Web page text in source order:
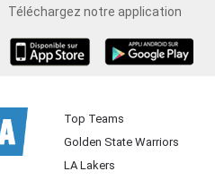
Téléchargez notre application
Top Teams
Golden State Warriors
LA Lakers